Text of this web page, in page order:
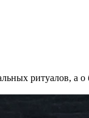
ритуалов, а о